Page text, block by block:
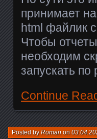
принимает
html файлик
Чтобы
необходим
запускать
Continue
Posted byRomanon